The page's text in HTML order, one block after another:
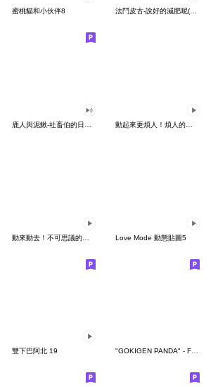
蜜桃貓和小伙伴8 法鬥皮古-說好的減肥呢(第15彈)
Love Mode 動態貼圖5
雙下巴阿北 19 "GOKIGEN PANDA" - Feeling / global